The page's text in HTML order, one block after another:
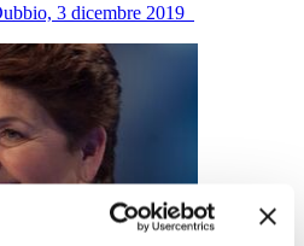
3 dicembre 2019